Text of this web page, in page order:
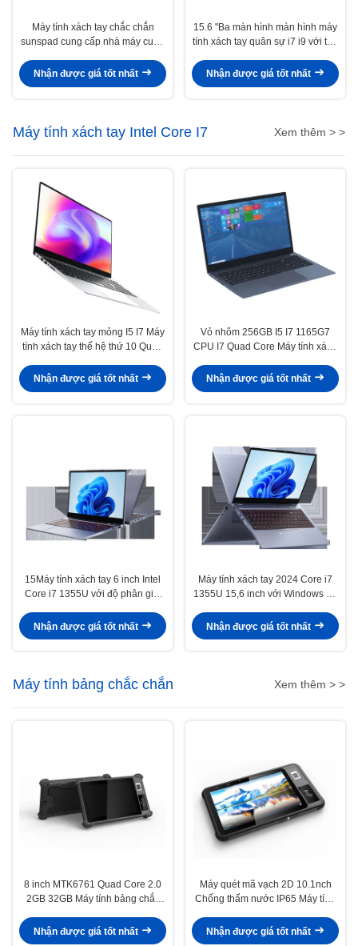
Máy tính xách tay chắc chắn
sunspad cung cấp nhà máy cung
sự lõi i7 i9 15.6 màn hình thress
Nhận được giá tốt nhất
15.6 "Ba màn hình màn hình máy
tính xách tay quân sự i7 i9 với thẻ
4GB 8GB laptop bền
Nhận được giá tốt nhất
Máy tính xách tay Intel Core I7 Xem thêm > >
Máy tính xách tay mỏng I5 I7 Máy
tính xách tay thế hệ thứ 10 Quad
256GB SSD HDD 1TB Tùy chọn
Nhận được giá tốt nhất
Vỏ nhôm 256GB I5 I7 1165G7
CPU I7 Quad Core Máy tính xách
chơi game
Nhận được giá tốt nhất
15Máy tính xách tay 6 inch Intel
Core i7 1355U với độ phân giải
Nhận được giá tốt nhất
Máy tính xách tay 2024 Core i7
1355U 15,6 inch với Windows 11
Nhận được giá tốt nhất
Máy tính bảng chắc chắn Xem thêm > >
8 inch MTK6761 Quad Core 2.0
2GB 32GB Máy tính bảng chắc
Nhận được giá tốt nhất
Máy quét mã vạch 2D 10.1nch
Chống thấm nước IP65 Máy tính
Nhận được giá tốt nhất